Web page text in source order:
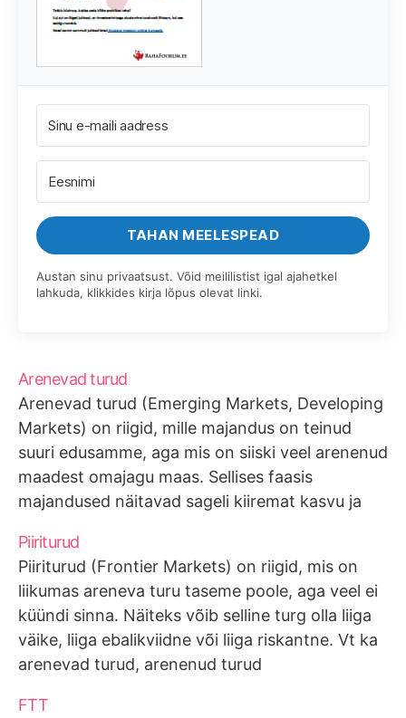
TAHAN MEELESPEAD
Austan sinu privaatsust. Võid meililistist igal ajahetkel
lahkuda, klikkides kirja lõpus olevat linki.
Arenevad turud
Arenevad turud (Emerging Markets, Developing
Markets) on riigid, mille majandus on teinud
suuri edusamme, aga mis on siiski veel arenenud
maadest omajagu maas. Sellises faasis
majandused näitavad sageli kiiremat kasvu ja
kaasneb kõrgem risk. Juriidilised ja
raamatupidamislikud standardid ei küündi
tavaliselt arenenud maade tasemele.
Täpsemad…
Piiriturud
Piiriturud (Frontier Markets) on riigid, mis on
liikumas areneva turu taseme poole, aga veel ei
küündi sinna. Näiteks võib selline turg olla liiga
väike, liiga ebalikviidne või liiga riskantne. Vt ka
arenevad turud, arenenud turud
FTT